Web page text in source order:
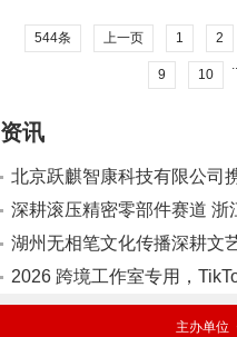
544条 上一页 1 2
9 10
..
资讯
北京跃麒智康科技有限公司
办公软件国产化替代
深耕滚压精密零部件赛道
套标杆
湖州无相笔文化传播深耕文
众美育
2026 跨境工作室专用，
主办单位